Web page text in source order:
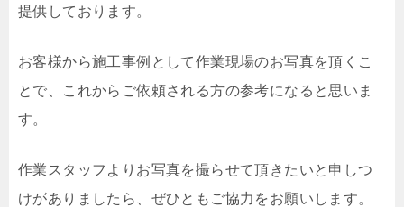
提供しております。
お客様から施工事例として作業現場のお写真を頂くこ
とで、これからご依頼される方の参考になると思いま
す。
作業スタッフよりお写真を撮らせて頂きたいと申しつ
けがありましたら、ぜひともご協力をお願いします。